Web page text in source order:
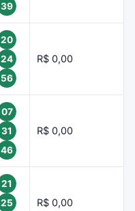
39
20
24
56
R$ 0,00
07
31
46
R$ 0,00
21
25
R$ 0,00